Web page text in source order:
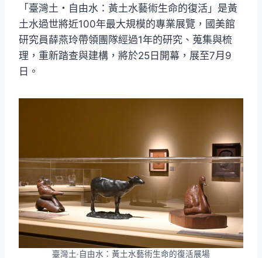
「臺灣土・自由水：黃土水藝術生命的復活」是黃
土水過世將近100年最大規模的專業展覽，國美館
研究員薛燕玲帶領團隊經過1年的研究、蒐集與梳
理，重新踏查與建構，將於25日開幕，展至7月9
日。
臺灣土‧自由水：黃土水藝術生命的復活展場